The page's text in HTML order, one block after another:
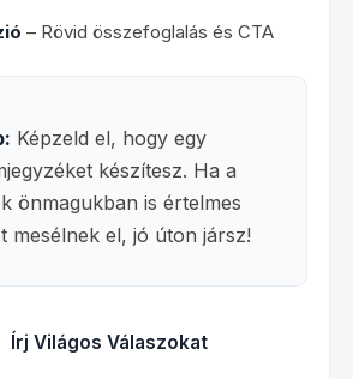
– Rövid összefoglalás és CTA
Képzeld el, hogy egy
készítesz. Ha a
önmagukban is értelmes
mesélnek el, jó úton jársz!
Írj Világos Válaszokat